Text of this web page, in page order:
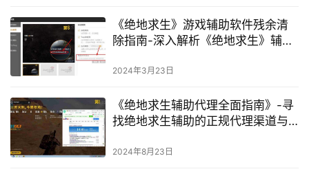
《绝地求生》游戏辅助软件残余清
除指南-深入解析《绝地求生》辅助
2024年3月23日
《绝地求生辅助代理全面指南》-寻
找绝地求生辅助的正规代理渠道与
2024年8月23日